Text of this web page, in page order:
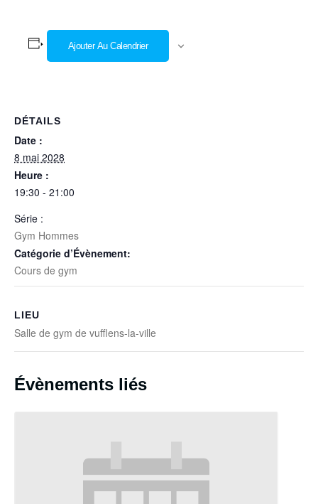
Ajouter Au Calendrier
DÉTAILS
Date :
8 mai 2028
Heure :
19:30 - 21:00
Série :
Gym Hommes
Catégorie d’Évènement:
Cours de gym
LIEU
Salle de gym de vufflens-la-ville
Évènements liés